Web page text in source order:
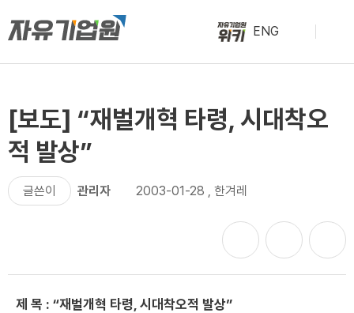
ENG
[보도] “재벌개혁 타령, 시대착오
적 발상”
글쓴이 관리자 2003-01-28 , 한겨레
제 목 : “재벌개혁 타령, 시대착오적 발상”